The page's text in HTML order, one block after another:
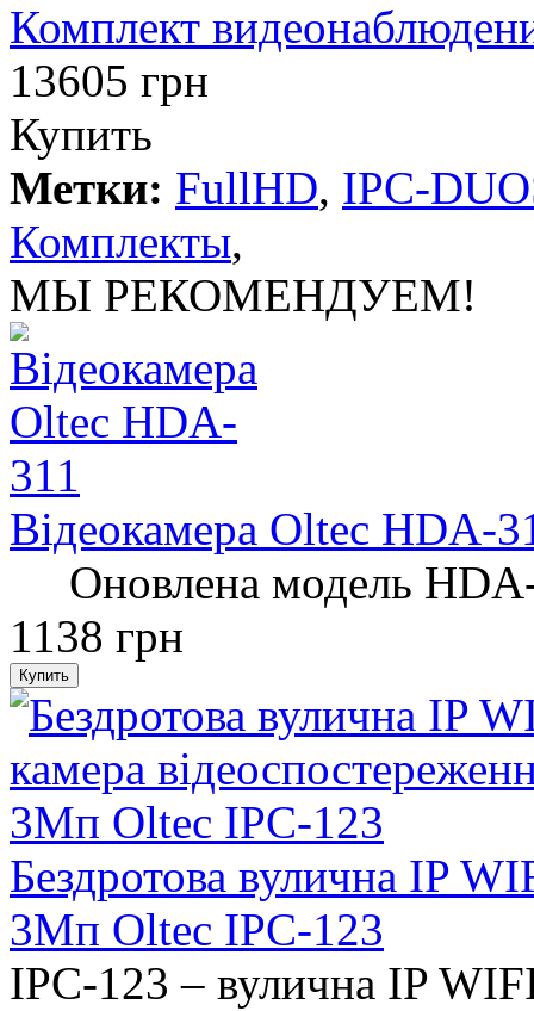
Комплект
13605 грн
Купить
Метки: FullHD, IPC-
Комплекты,
МЫ РЕКОМЕНДУЕМ!
Відеокамера Oltec HDA-
Оновлена ​​модель
1138 грн
Бездротова вулична IP
3Мп Oltec IPC-123
IPC-123 – вулична IP